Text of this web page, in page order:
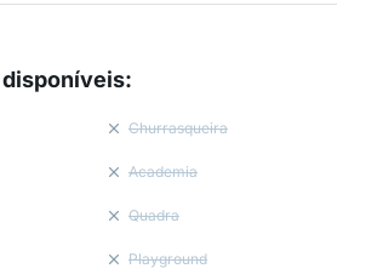
:
Churrasqueira
Academia
Quadra
Playground